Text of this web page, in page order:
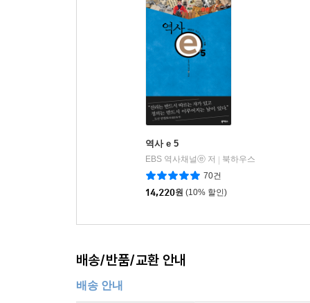
역사 e 5
EBS 역사채널ⓔ 저
북하우스
70건
14,220원 (10% 할인)
배송/반품/교환 안내
배송 안내